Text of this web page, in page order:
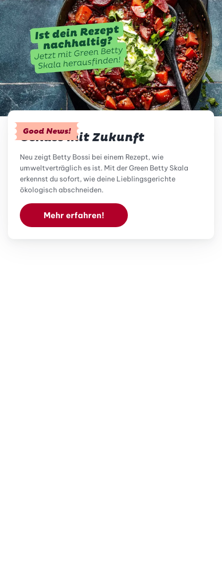
Good News!
Genuss mit Zukunft
Neu zeigt Betty Bossi bei einem Rezept, wie
umweltverträglich es ist. Mit der Green Betty Skala
erkennst du sofort, wie deine Lieblingsgerichte
ökologisch abschneiden.
Mehr erfahren!